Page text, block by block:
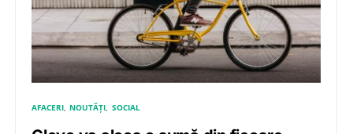
AFACERI NOUTĂȚI SOCIAL